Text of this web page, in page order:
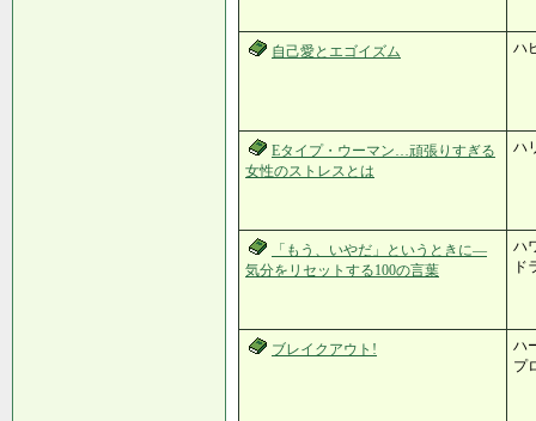
自己愛とエゴイズム ハ
Eタイプ・ウーマン…頑張りすぎる
女性のストレスとは
ハ
「もう、いやだ」というときに―
気分をリセットする100の言葉
ハ
ド
ブレイクアウト!
ハ
プ